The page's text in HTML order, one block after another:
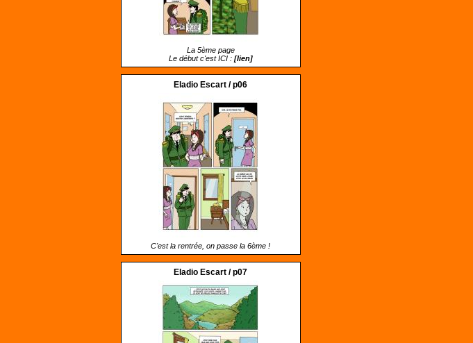
La 5ème page
Le début c'est ICI : [lien]
Eladio Escart / p06
C'est la rentrée, on passe la 6ème !
Eladio Escart / p07